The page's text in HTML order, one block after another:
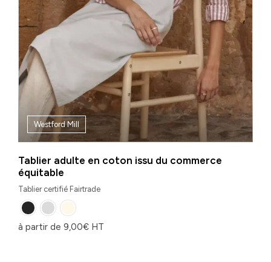
Westford Mill
Tablier adulte en coton issu du commerce
équitable
Tablier certifié Fairtrade
à partir de 9,00€ HT